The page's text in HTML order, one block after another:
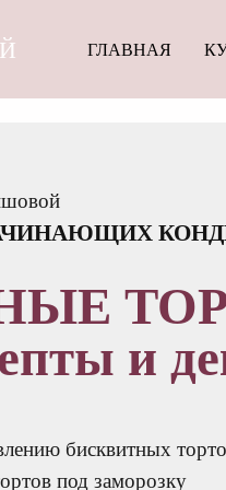
ГЛАВНАЯ
и
бисквитных
под заморозку